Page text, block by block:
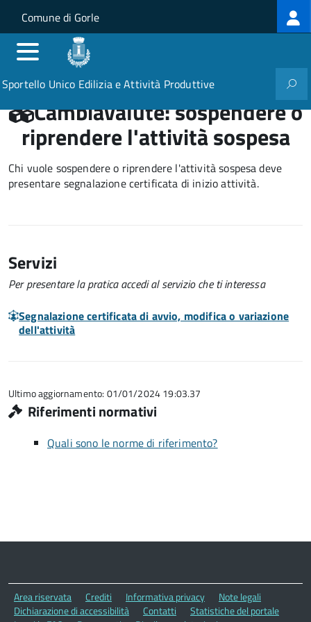
Salta al contenuto principale
Skip to site navigation
Comune di Gorle
Sportello Unico Edilizia e Attività Produttive
Cambiavalute: sospendere o
riprendere l'attività sospesa
Chi vuole sospendere o riprendere l'attività sospesa deve
presentare segnalazione certificata di inizio attività.
Servizi
Per presentare la pratica accedi al servizio che ti interessa
Segnalazione certificata di avvio, modifica o variazione
dell'attività
Ultimo aggiornamento: 01/01/2024 19:03.37
Riferimenti normativi
Quali sono le norme di riferimento?
Area riservata Crediti Informativa privacy
Note legali
Dichiarazione di accessibilità
Contatti
Statistiche del portale